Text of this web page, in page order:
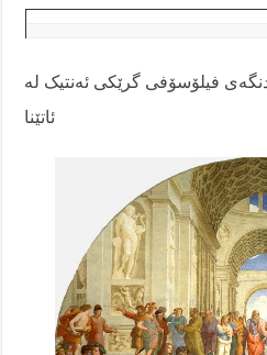
– ٤ – خوێندنگەی فیلۆسۆفی گرێکی ئەنتیک لە
ئاتێنا